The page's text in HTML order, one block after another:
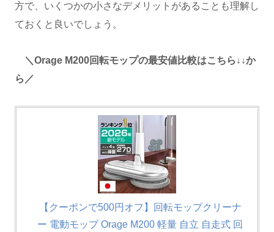
方で、いくつかの小さなデメリットがあることも理解し
ておくと良いでしょう。
＼Orage M200回転モップの最安値比較はこちら↓↓か
ら／
【クーポンで500円オフ】回転モップクリーナ
ー 電動モップ Orage M200 軽量 自立 自走式 回